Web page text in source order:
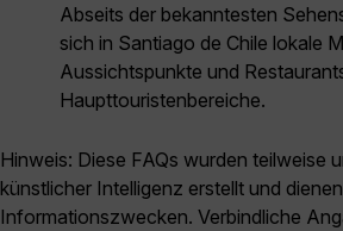
Abseits der bekanntesten
sich in Santiago de Chile lokale
Aussichtspunkte und
Haupttouristenbereiche.
Hinweis: Diese FAQs wurden teilweise
künstlicher Intelligenz erstellt und
Informationszwecken. Verbindliche